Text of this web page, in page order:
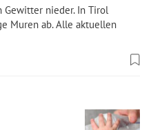
Gewitter nieder. In Tirol
Muren ab. Alle aktuellen